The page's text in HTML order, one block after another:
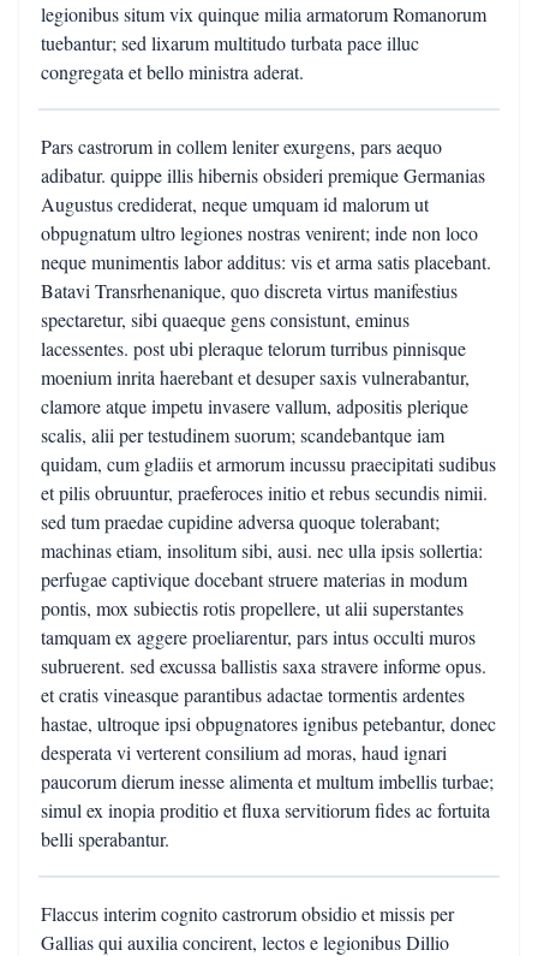
legionibus situm vix quinque milia armatorum Romanorum
tuebantur; sed lixarum multitudo turbata pace illuc
congregata et bello ministra aderat.
Pars castrorum in collem leniter exurgens, pars aequo
adibatur. quippe illis hibernis obsideri premique Germanias
Augustus crediderat, neque umquam id malorum ut
obpugnatum ultro legiones nostras venirent; inde non loco
neque munimentis labor additus: vis et arma satis placebant.
Batavi Transrhenanique, quo discreta virtus manifestius
spectaretur, sibi quaeque gens consistunt, eminus
lacessentes. post ubi pleraque telorum turribus pinnisque
moenium inrita haerebant et desuper saxis vulnerabantur,
clamore atque impetu invasere vallum, adpositis plerique
scalis, alii per testudinem suorum; scandebantque iam
quidam, cum gladiis et armorum incussu praecipitati sudibus
et pilis obruuntur, praeferoces initio et rebus secundis nimii.
sed tum praedae cupidine adversa quoque tolerabant;
machinas etiam, insolitum sibi, ausi. nec ulla ipsis sollertia:
perfugae captivique docebant struere materias in modum
pontis, mox subiectis rotis propellere, ut alii superstantes
tamquam ex aggere proeliarentur, pars intus occulti muros
subruerent. sed excussa ballistis saxa stravere informe opus.
et cratis vineasque parantibus adactae tormentis ardentes
hastae, ultroque ipsi obpugnatores ignibus petebantur, donec
desperata vi verterent consilium ad moras, haud ignari
paucorum dierum inesse alimenta et multum imbellis turbae;
simul ex inopia proditio et fluxa servitiorum fides ac fortuita
belli sperabantur.
Flaccus interim cognito castrorum obsidio et missis per
Gallias qui auxilia concirent, lectos e legionibus Dillio